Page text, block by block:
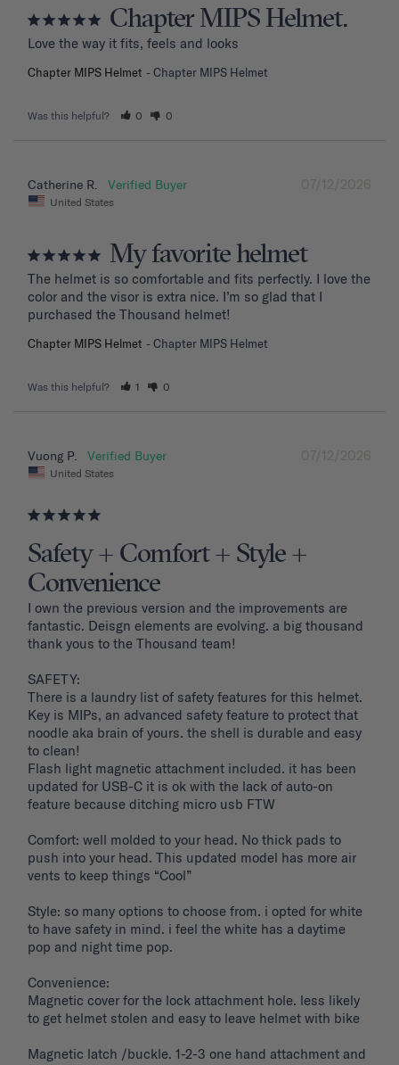
Chapter MIPS Helmet.
Love the way it fits, feels and looks
Chapter MIPS Helmet Chapter MIPS Helmet
Was this helpful? 0 0
07/12/2026
Catherine R.
United States
My favorite helmet
The helmet is so comfortable and fits perfectly. I love the
color and the visor is extra nice. I’m so glad that I
purchased the Thousand helmet!
Chapter MIPS Helmet Chapter MIPS Helmet
Was this helpful? 1 0
07/12/2026
Vuong P.
United States
Safety + Comfort + Style +
Convenience
I own the previous version and the improvements are
fantastic. Deisgn elements are evolving. a big thousand
thank yous to the Thousand team!
SAFETY:
There is a laundry list of safety features for this helmet.
Key is MIPs, an advanced safety feature to protect that
noodle aka brain of yours. the shell is durable and easy
to clean!
Flash light magnetic attachment included. it has been
updated for USB-C it is ok with the lack of auto-on
feature because ditching micro usb FTW
Comfort: well molded to your head. No thick pads to
push into your head. This updated model has more air
vents to keep things “Cool”
Style: so many options to choose from. i opted for white
to have safety in mind. i feel the white has a daytime
pop and night time pop.
Convenience:
Magnetic cover for the lock attachment hole. less likely
to get helmet stolen and easy to leave helmet with bike
Magnetic latch /buckle. 1-2-3 one hand attachment and